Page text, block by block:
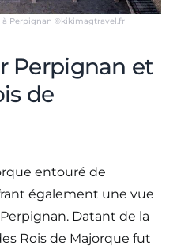
à Perpignan ©kikimagtravel.fr
Perpignan et
de
entouré de
également une vue
Datant de la
Rois de Majorque fut